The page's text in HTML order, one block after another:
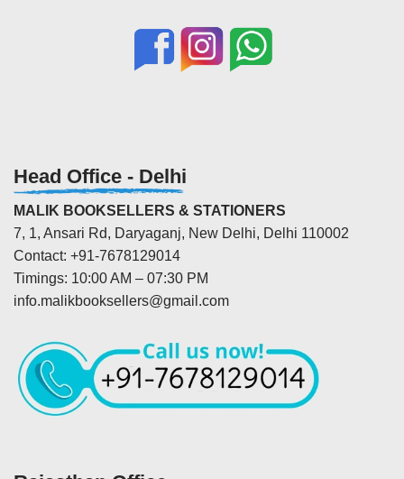
Head Office - Delhi
MALIK BOOKSELLERS & STATIONERS
7, 1, Ansari Rd, Daryaganj, New Delhi, Delhi 110002
Contact: +91-7678129014
Timings: 10:00 AM – 07:30 PM
info.malikbooksellers@gmail.com